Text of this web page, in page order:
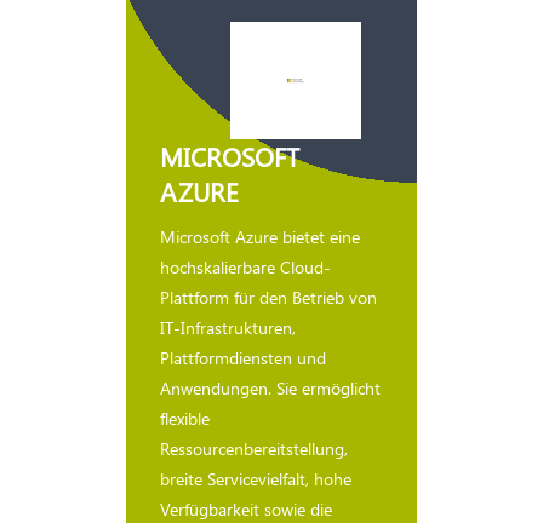
MICROSOFT
AZURE
Microsoft Azure bietet eine
hochskalierbare Cloud-
Plattform für den Betrieb von
IT-Infrastrukturen,
Plattformdiensten und
Anwendungen. Sie ermöglicht
flexible
Ressourcenbereitstellung,
breite Servicevielfalt, hohe
Verfügbarkeit sowie die